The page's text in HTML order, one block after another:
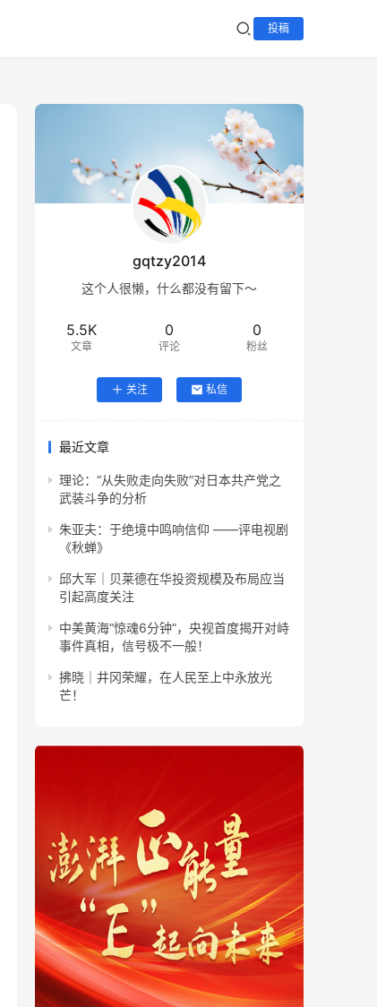
投稿
gqtzy2014
这个人很懒，什么都没有留下～
5.5K
文章
0
评论
0
粉丝
关注 私信
最近文章
理论：“从失败走向失败”对日本共产党之
武装斗争的分析
朱亚夫：于绝境中鸣响信仰 ——评电视剧
《秋蝉》
邱大军｜贝莱德在华投资规模及布局应当
引起高度关注
中美黄海“惊魂6分钟”，央视首度揭开对峙
事件真相，信号极不一般！
拂晓｜井冈荣耀，在人民至上中永放光
芒！